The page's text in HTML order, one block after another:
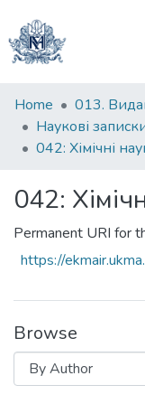
Communities
&
Collections
Home
013.
Наукові
042:
Permanent URI for
https://
Browse